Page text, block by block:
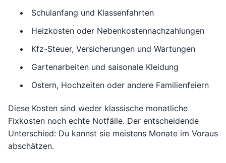
Schulanfang und Klassenfahrten
Heizkosten oder Nebenkostennachzahlungen
Kfz-Steuer, Versicherungen und Wartungen
Gartenarbeiten und saisonale Kleidung
Ostern, Hochzeiten oder andere Familienfeiern
Diese Kosten sind weder klassische monatliche
Fixkosten noch echte Notfälle. Der entscheidende
Unterschied: Du kannst sie meistens Monate im Voraus
abschätzen.